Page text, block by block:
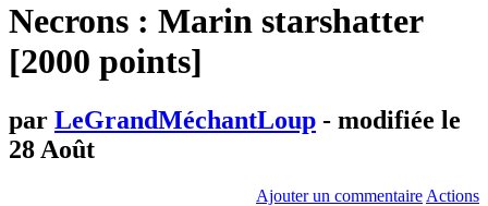
Necrons : Marin starshatter
[2000 points]
par LeGrandMéchantLoup - modifiée le
28 Août
Ajouter un commentaire Actions